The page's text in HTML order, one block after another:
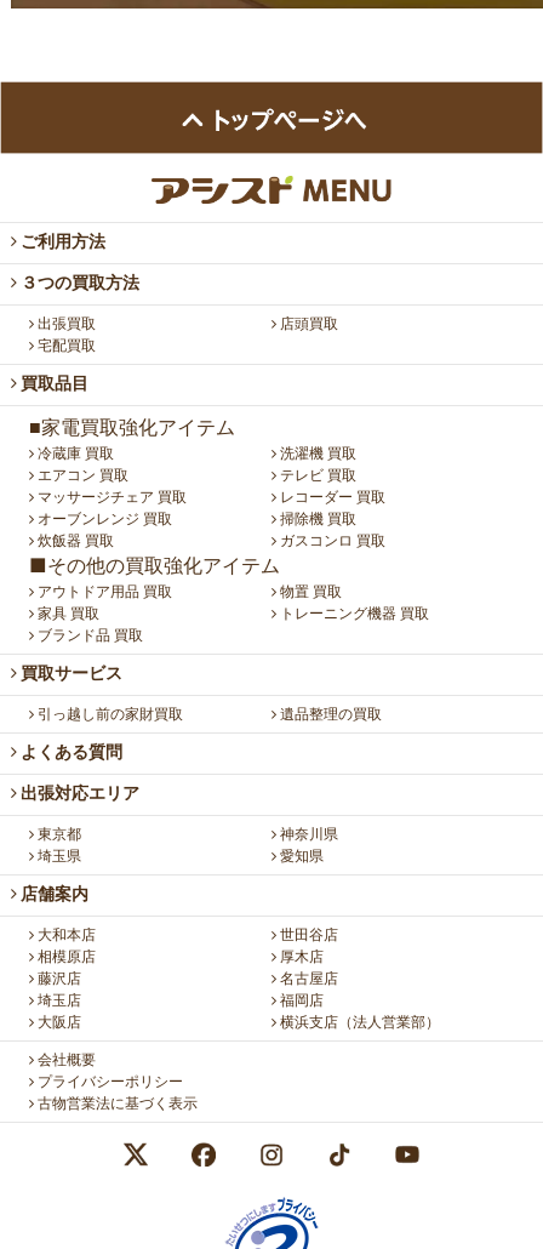
ご利用方法
３つの買取方法
出張買取
店頭買取
宅配買取
買取品目
■家電買取強化アイテム
冷蔵庫 買取
洗濯機 買取
エアコン 買取
テレビ 買取
マッサージチェア 買取
レコーダー 買取
オーブンレンジ 買取
掃除機 買取
炊飯器 買取
ガスコンロ 買取
■その他の買取強化アイテム
アウトドア用品 買取
物置 買取
家具 買取
トレーニング機器 買取
ブランド品 買取
買取サービス
引っ越し前の家財買取 遺品整理の買取
よくある質問
出張対応エリア
東京都
神奈川県
埼玉県
愛知県
店舗案内
大和本店
世田谷店
相模原店
厚木店
藤沢店
名古屋店
埼玉店
福岡店
大阪店
横浜支店（法人営業部）
会社概要
プライバシーポリシー
古物営業法に基づく表示